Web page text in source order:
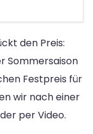
den Preis:
Sommersaison
Festpreis für
wir nach einer
per Video.